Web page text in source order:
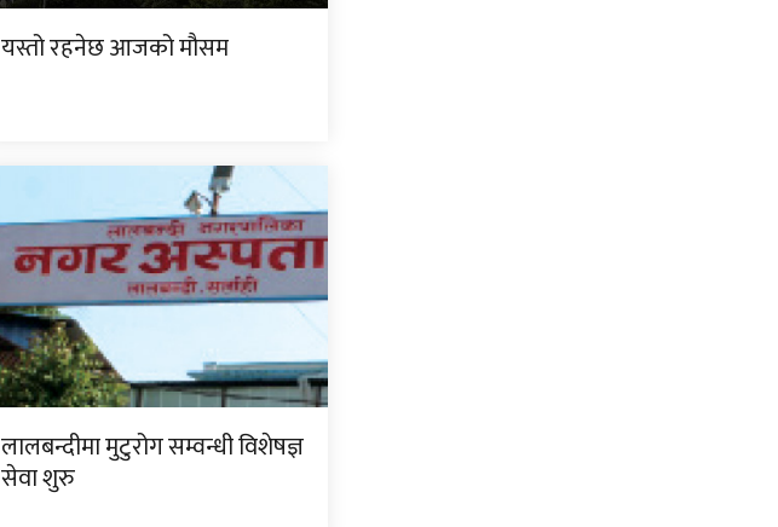
यस्तो रहनेछ आजको मौसम
लालबन्दीमा मुटुरोग सम्वन्धी विशेषज्ञ
सेवा शुरु